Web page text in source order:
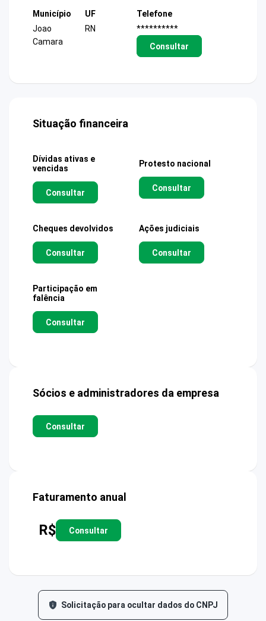
Município
Joao
Camara
UF
RN
Telefone
**********
Consultar
Situação financeira
Dívidas ativas e
vencidas
Consultar
Protesto nacional
Consultar
Cheques devolvidos
Consultar
Ações judiciais
Consultar
Participação em
falência
Consultar
Sócios e administradores da empresa
Consultar
Faturamento anual
R$ Consultar
Solicitação para ocultar dados do CNPJ